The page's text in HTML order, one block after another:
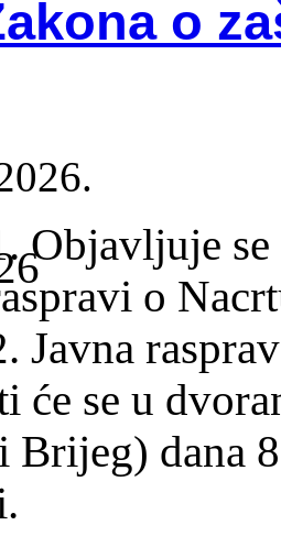
o
Objavljuje
o
Javna
će se u
Brijeg) dana